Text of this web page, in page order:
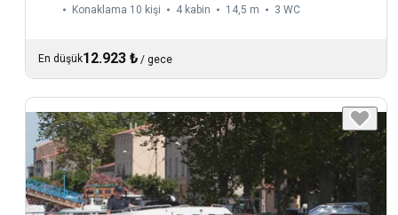
Konaklama 10 kişi 4 kabin 14,5 m 3 WC
En düşük12.923 ₺ / gece